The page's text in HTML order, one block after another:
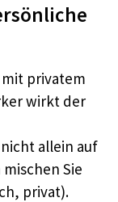
mit privatem
wirkt der
allein auf
Sie
privat).